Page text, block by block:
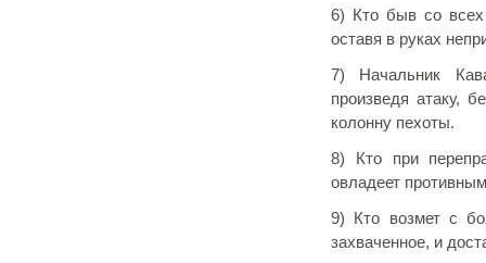
6) Кто быв со всех
оставя в руках
7) Начальник
произведя атаку,
колонну пехоты.
8) Кто при
овладеет
9) Кто возмет с
захваченное, и